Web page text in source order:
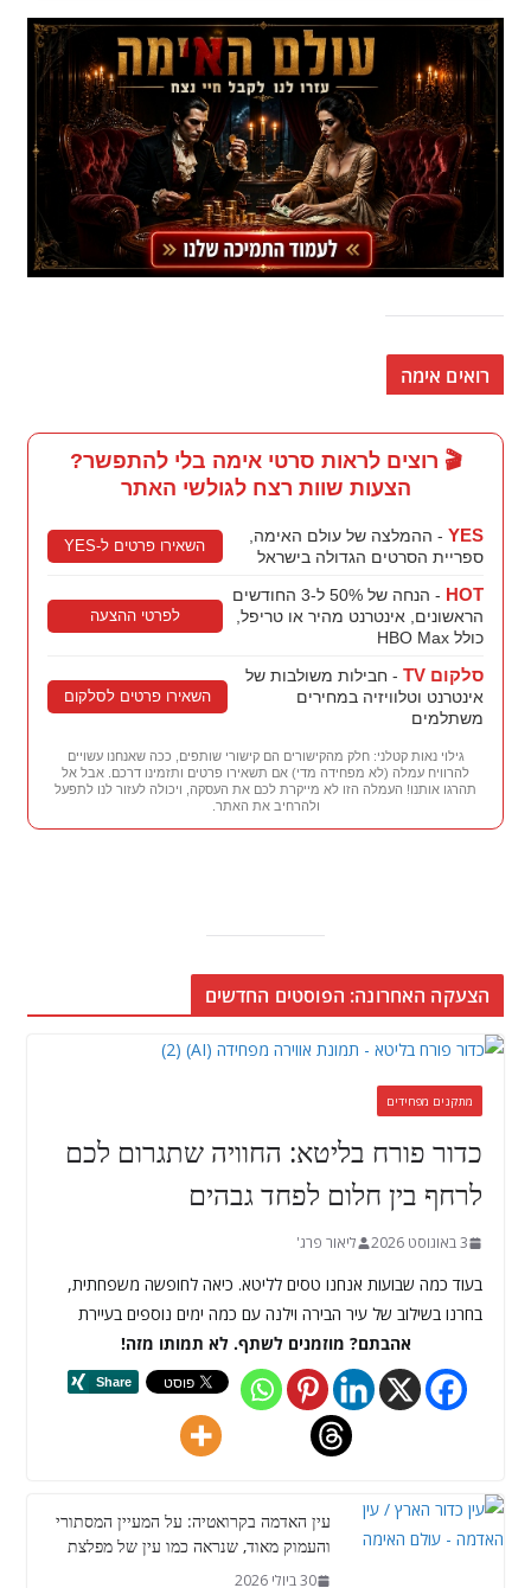
רואים אימה
🎬 רוצים לראות סרטי אימה בלי להתפשר?
הצעות שוות רצח לגולשי האתר
YES - ההמלצה של עולם האימה,
ספריית הסרטים הגדולה בישראל
השאירו פרטים ל-YES
HOT
- הנחה של 50% ל-3 החודשים
הראשונים, אינטרנט מהיר או טריפל,
כולל HBO Max
לפרטי ההצעה
סלקום TV
- חבילות משולבות של
אינטרנט וטלוויזיה במחירים
משתלמים
השאירו פרטים לסלקום
גילוי נאות קטלני: חלק מהקישורים הם קישורי שותפים, ככה שאנחנו עשויים
להרוויח עמלה (לא מפחידה מדי) אם תשאירו פרטים ותזמינו דרכם. אבל אל
תהרגו אותנו! העמלה הזו לא מייקרת לכם את העסקה, ויכולה לעזור לנו לתפעל
ולהרחיב את האתר.
הצעקה האחרונה: הפוסטים החדשים
מתקנים מפחידים
כדור פורח בליטא: החוויה שתגרום לכם
לרחף בין חלום לפחד גבהים
3 באוגוסט 2026 ליאור פרג'
בעוד כמה שבועות אנחנו טסים לליטא. כיאה לחופשה משפחתית,
בחרנו בשילוב של עיר הבירה וילנה עם כמה ימים נוספים בעיירת
אהבתם? מוזמנים לשתף. לא תמותו מזה!
עין האדמה בקרואטיה: על המעיין המסתורי
והעמוק מאוד, שנראה כמו עין של מפלצת
30 ביולי 2026